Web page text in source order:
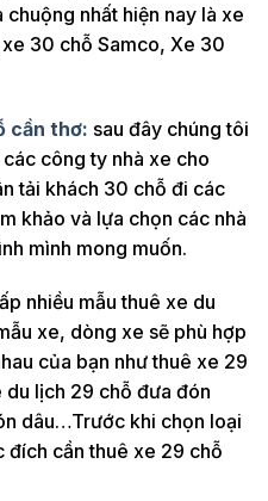
nhất hiện nay là xe
30 chỗ Samco, Xe 30
cần thơ: sau đây chúng tôi
công ty nhà xe cho
tải khách 30 chỗ đi các
khảo và lựa chọn các nhà
mình mong muốn.
nhiều mẫu thuê xe du
xe, dòng xe sẽ phù hợp
của bạn như thuê xe 29
lịch 29 chỗ đưa đón
dâu…Trước khi chọn loại
đích cần thuê xe 29 chỗ